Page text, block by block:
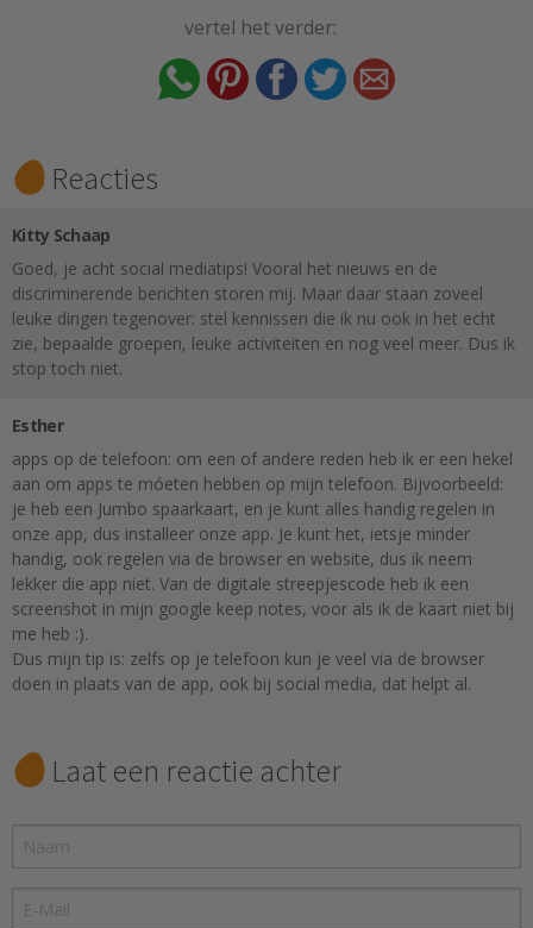
vertel het verder:
Reacties
Kitty Schaap
Goed, je acht social mediatips! Vooral het nieuws en de
discriminerende berichten storen mij. Maar daar staan zoveel
leuke dingen tegenover: stel kennissen die ik nu ook in het echt
zie, bepaalde groepen, leuke activiteiten en nog veel meer. Dus ik
stop toch niet.
Esther
apps op de telefoon: om een of andere reden heb ik er een hekel
aan om apps te móeten hebben op mijn telefoon. Bijvoorbeeld:
je heb een Jumbo spaarkaart, en je kunt alles handig regelen in
onze app, dus installeer onze app. Je kunt het, ietsje minder
handig, ook regelen via de browser en website, dus ik neem
lekker die app niet. Van de digitale streepjescode heb ik een
screenshot in mijn google keep notes, voor als ik de kaart niet bij
me heb :).
Dus mijn tip is: zelfs op je telefoon kun je veel via de browser
doen in plaats van de app, ook bij social media, dat helpt al.
Laat een reactie achter